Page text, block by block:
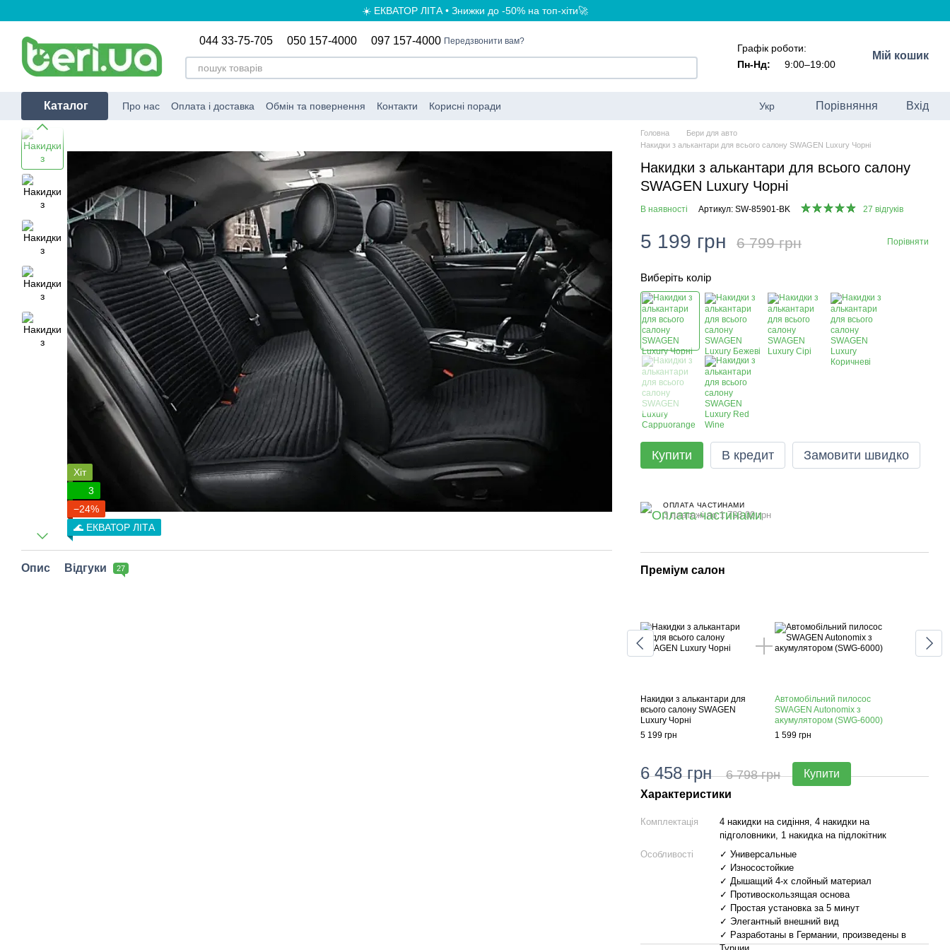
☀️ ЕКВАТОР ЛІТА • Знижки до -50% на топ-хіти🚀
044 33-75-705 050 157-4000 097 157-4000 Передзвонити вам?
Графік роботи:
Пн-Нд:
9:00–19:00
Мій кошик
Каталог Про нас Оплата і доставка Обмін та повернення Контакти Корисні поради Укр Порівняння Вхід
Хіт
3
−24%
🌊 ЕКВАТОР ЛІТА
Опис Відгуки 27
Головна
Бери для авто
Накидки з алькантари для всього салону SWAGEN Luxury Чорні
Накидки з алькантари для всього салону
SWAGEN Luxury Чорні
В наявності Артикул: SW-85901-BK 27 відгуків
5 199 грн 6 799 грн Порівняти
Виберіть колір
Купити В кредит Замовити швидко
ОПЛАТА ЧАСТИНАМИ
3 платежі по 1 733.00 грн
Преміум салон
Накидки з алькантари для
всього салону SWAGEN
Luxury Чорні
5 199 грн
Автомобільний пилосос
SWAGEN Autonomix з
аĸумулятором (SWG-6000)
1 599 грн
6 458 грн 6 798 грн Купити
Характеристики
Комплектація
4 накидки на сидіння, 4 накидки на
підголовники, 1 накидка на підлокітник
Особливості
✓ Универсальные
✓ Износостойкие
✓ Дышащий 4-х слойный материал
✓ Противоскользящая основа
✓ Простая установка за 5 минут
✓ Элегантный внешний вид
✓ Разработаны в Германии, произведены в